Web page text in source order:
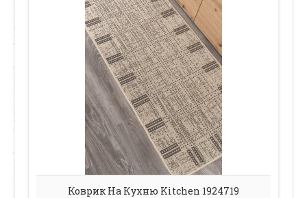
Коврик На Кухню Kitchen 1924719